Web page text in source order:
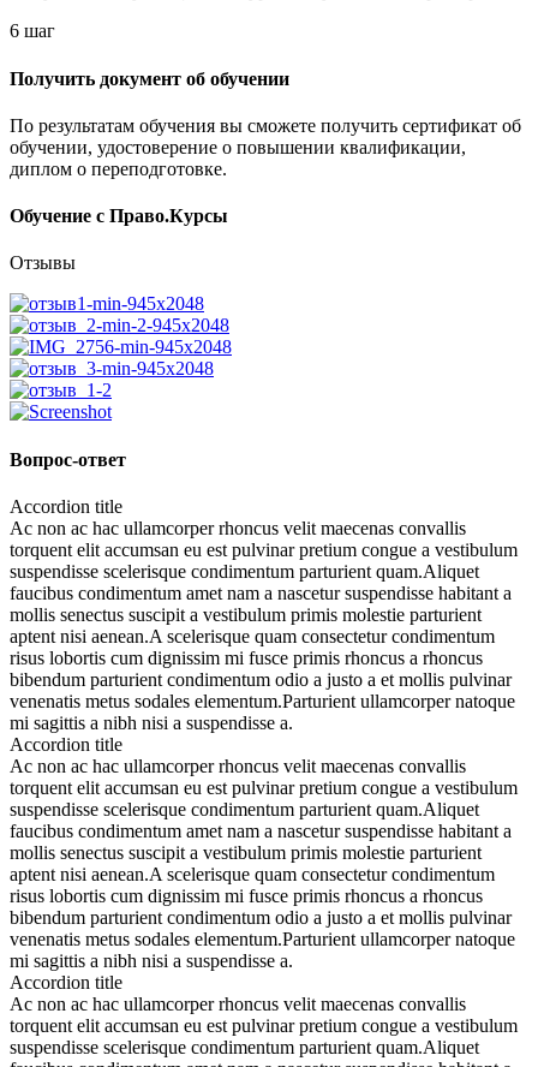
6 шаг
Получить документ об обучении
По результатам обучения вы сможете получить сертификат об
обучении, удостоверение о повышении квалификации,
диплом о переподготовке.
Обучение с Право.Курсы
Отзывы
Вопрос-ответ
Accordion title
Ac non ac hac ullamcorper rhoncus velit maecenas convallis
torquent elit accumsan eu est pulvinar pretium congue a vestibulum
suspendisse scelerisque condimentum parturient quam.Aliquet
faucibus condimentum amet nam a nascetur suspendisse habitant a
mollis senectus suscipit a vestibulum primis molestie parturient
aptent nisi aenean.A scelerisque quam consectetur condimentum
risus lobortis cum dignissim mi fusce primis rhoncus a rhoncus
bibendum parturient condimentum odio a justo a et mollis pulvinar
venenatis metus sodales elementum.Parturient ullamcorper natoque
mi sagittis a nibh nisi a suspendisse a.
Accordion title
Ac non ac hac ullamcorper rhoncus velit maecenas convallis
torquent elit accumsan eu est pulvinar pretium congue a vestibulum
suspendisse scelerisque condimentum parturient quam.Aliquet
faucibus condimentum amet nam a nascetur suspendisse habitant a
mollis senectus suscipit a vestibulum primis molestie parturient
aptent nisi aenean.A scelerisque quam consectetur condimentum
risus lobortis cum dignissim mi fusce primis rhoncus a rhoncus
bibendum parturient condimentum odio a justo a et mollis pulvinar
venenatis metus sodales elementum.Parturient ullamcorper natoque
mi sagittis a nibh nisi a suspendisse a.
Accordion title
Ac non ac hac ullamcorper rhoncus velit maecenas convallis
torquent elit accumsan eu est pulvinar pretium congue a vestibulum
suspendisse scelerisque condimentum parturient quam.Aliquet